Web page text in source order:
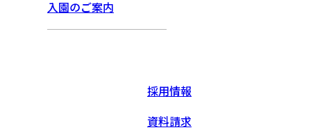
入園のご案内
採用情報
資料請求